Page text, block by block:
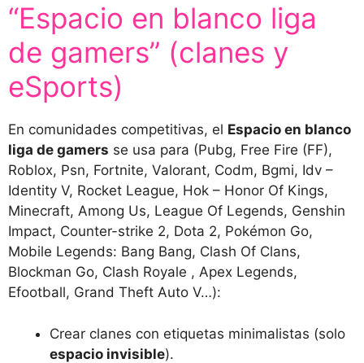
“Espacio en blanco liga
de gamers” (clanes y
eSports)
En comunidades competitivas, el Espacio en blanco
liga de gamers se usa para (Pubg, Free Fire (FF),
Roblox, Psn, Fortnite, Valorant, Codm, Bgmi, Idv –
Identity V, Rocket League, Hok – Honor Of Kings,
Minecraft, Among Us, League Of Legends, Genshin
Impact, Counter-strike 2, Dota 2, Pokémon Go,
Mobile Legends: Bang Bang, Clash Of Clans,
Blockman Go, Clash Royale , Apex Legends,
Efootball, Grand Theft Auto V…):
Crear clanes con etiquetas minimalistas (solo
espacio invisible).